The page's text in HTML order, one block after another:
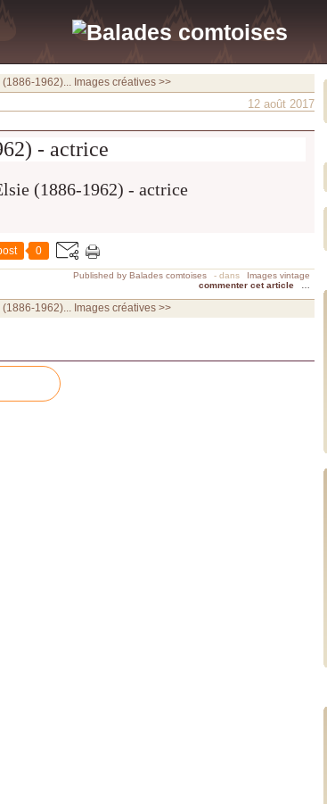
1962)... Images créatives >>
12 août 2017
- actrice
0
Published by Balades comtoises - dans
Images vintage
commenter cet article
1962)... Images créatives >>